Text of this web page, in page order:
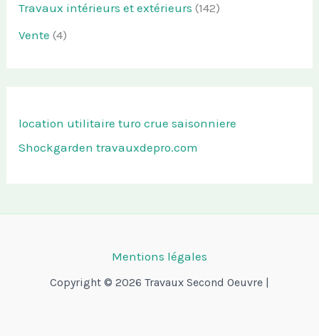
Travaux intérieurs et extérieurs (142)
Vente (4)
location utilitaire turo crue saisonniere
Shockgarden travauxdepro.com
Mentions légales
Copyright © 2026 Travaux Second Oeuvre |